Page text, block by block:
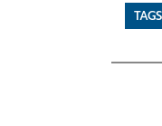
TAGS